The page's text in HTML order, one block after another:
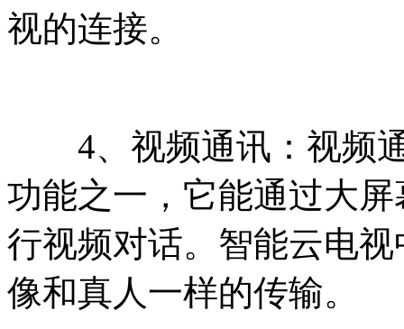
视的连接。
4、视频通讯：视频通
功能之一，它能通过大
行视频对话。智能云电
像和真人一样的传输。